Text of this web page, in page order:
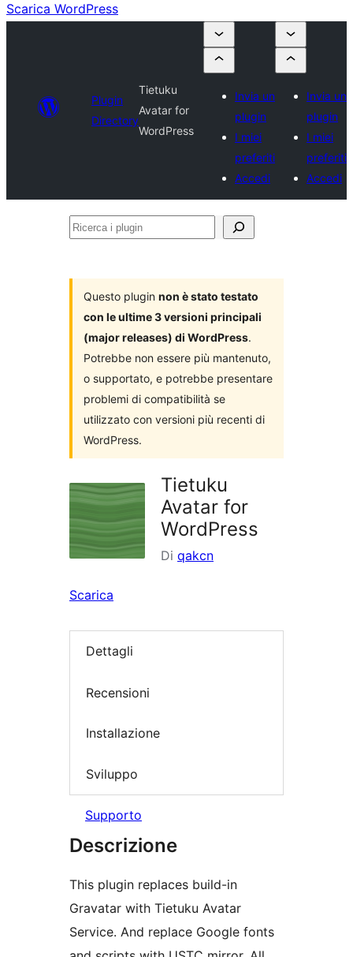
Scarica WordPress
Plugin
Directory
Tietuku
Avatar for
WordPress
Invia un
plugin
I miei
preferiti
Accedi
Invia un
plugin
I miei
preferiti
Accedi
Ricerca
Questo plugin non è stato testato
con le ultime 3 versioni principali
(major releases) di WordPress.
Potrebbe non essere più mantenuto,
o supportato, e potrebbe presentare
problemi di compatibilità se
utilizzato con versioni più recenti di
WordPress.
Tietuku
Avatar for
WordPress
Di qakcn
Scarica
Dettagli
Recensioni
Installazione
Sviluppo
Supporto
Descrizione
This plugin replaces build-in
Gravatar with Tietuku Avatar
Service. And replace Google fonts